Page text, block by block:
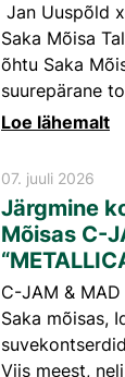
Jan Uuspõld
Saka Mõisa
õhtu Saka
suurepärane
Loe lähemalt
07. juuli 2026
Järgmine
Mõisas C-
C-JAM & MAD
Saka mõisas,
Viis meest,